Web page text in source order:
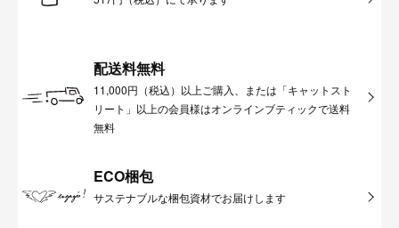
配送料無料
11,000円（税込）以上ご購入、または「キャットスト
リート」以上の会員様はオンラインブティックで送料
無料
ECO梱包
サステナブルな梱包資材でお届けします